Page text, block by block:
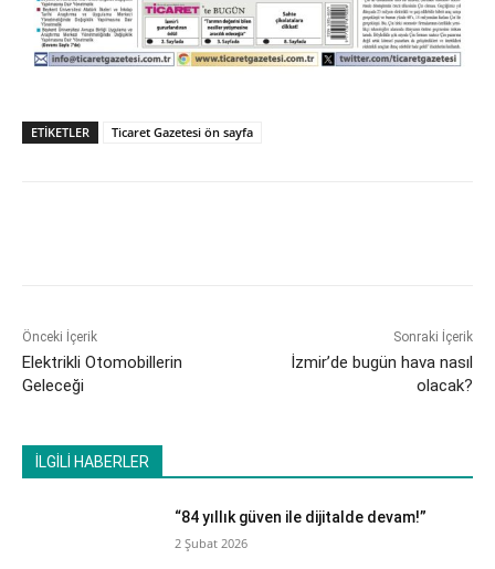
ETİKETLER Ticaret Gazetesi ön sayfa
Önceki İçerik
Elektrikli Otomobillerin
Geleceği
Sonraki İçerik
İzmir’de bugün hava nasıl
olacak?
İLGİLİ HABERLER
“84 yıllık güven ile dijitalde devam!”
2 Şubat 2026